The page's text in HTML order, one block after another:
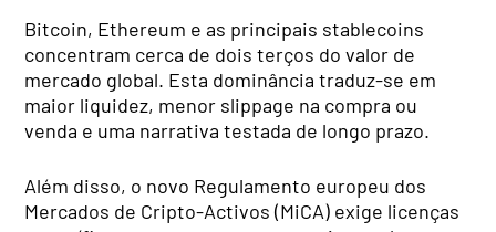
Bitcoin, Ethereum e as principais stablecoins
concentram cerca de dois terços do valor de
mercado global. Esta dominância traduz-se em
maior liquidez, menor slippage na compra ou
venda e uma narrativa testada de longo prazo.
Além disso, o novo Regulamento europeu dos
Mercados de Cripto-Activos (MiCA) exige licenças